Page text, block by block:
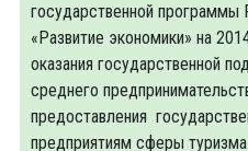
государственной программы
«Развитие экономики» на
оказания государственной
среднего
предоставления
предприятиям сферы туризма.